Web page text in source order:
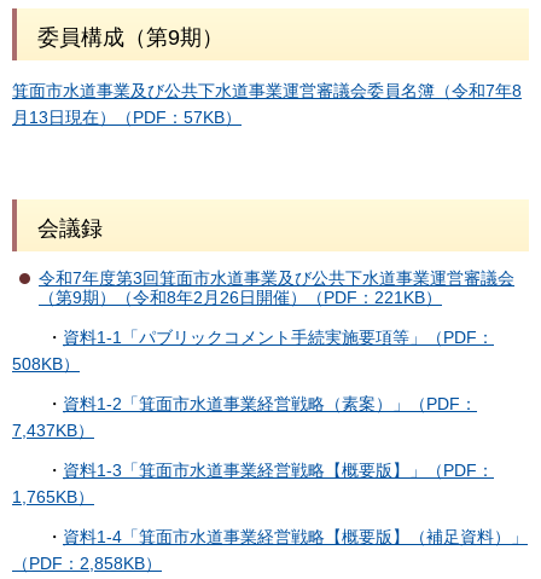
委員構成（第9期）
箕面市水道事業及び公共下水道事業運営審議会委員名簿（令和7年8
月13日現在）（PDF：57KB）
会議録
令和7年度第3回箕面市水道事業及び公共下水道事業運営審議会
（第9期）（令和8年2月26日開催）（PDF：221KB）
・ 資料1-1「パブリックコメント手続実施要項等」（PDF：
508KB）
・ 資料1-2「箕面市水道事業経営戦略（素案）」（PDF：
7,437KB）
・ 資料1-3「箕面市水道事業経営戦略【概要版】」（PDF：
1,765KB）
・ 資料1-4「箕面市水道事業経営戦略【概要版】（補足資料）」
（PDF：2,858KB）